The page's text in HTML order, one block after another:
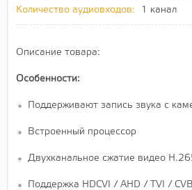
Количество аудиовходов: 1 канал
Описание товара:
Особенности:
Поддерживают запись звука с
Встроенный процессор
Двухканальное сжатие видео
Поддержка HDCVI / AHD / TVI /